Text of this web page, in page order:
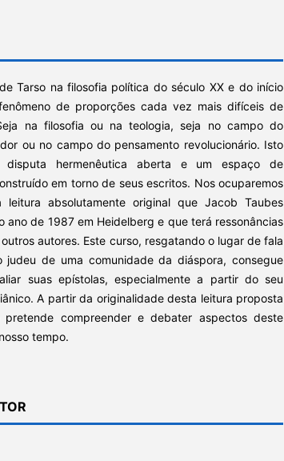
Tarso na filosofia política do século XX e do início
de proporções cada vez mais difíceis de
na filosofia ou na teologia, seja no campo do
ou no campo do pensamento revolucionário. Isto
hermenêutica aberta e um espaço de
em torno de seus escritos. Nos ocuparemos
absolutamente original que Jacob Taubes
ano de 1987 em Heidelberg e que terá ressonâncias
autores. Este curso, resgatando o lugar de fala
judeu de uma comunidade da diáspora, consegue
suas epístolas, especialmente a partir do seu
A partir da originalidade desta leitura proposta
compreender e debater aspectos deste
tempo.